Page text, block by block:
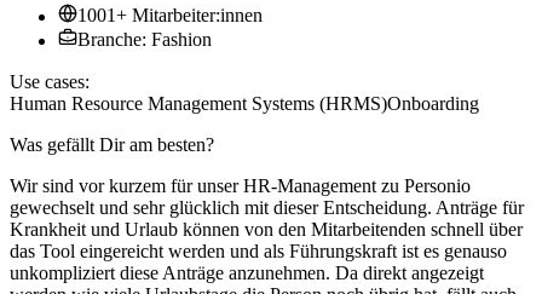
1001+ Mitarbeiter:innen
Branche: Fashion
Use cases:
Human Resource Management Systems (HRMS)Onboarding
Was gefällt Dir am besten?
Wir sind vor kurzem für unser HR-Management zu Personio
gewechselt und sehr glücklich mit dieser Entscheidung. Anträge für
Krankheit und Urlaub können von den Mitarbeitenden schnell über
das Tool eingereicht werden und als Führungskraft ist es genauso
unkompliziert diese Anträge anzunehmen. Da direkt angezeigt